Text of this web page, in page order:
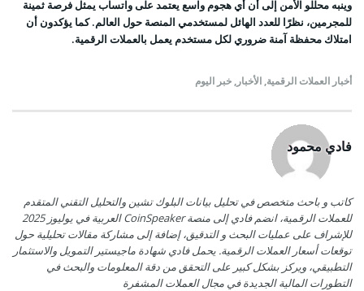
وينبه محللو الأمن إلى أن أي هجوم واسع يعتمد على واتساب يمثل فرصة ثمينة
للمجرمين، نظرًا للعدد الهائل لمستخدمي المنصة حول العالم. كما يؤكدون أن
امتلاك محفظة آمنة ضروري لكل مستخدم يعمل بالعملات الرقمية.
أخبار العملات الرقمية, الأخبار, خبر اليوم
فادي محمود
كاتب و باحث متخصص في تحليل بيانات البلوك تشين والتحليل التقني المتقدم
للعملات الرقمية، انضم فادي إلى منصة CoinSpeaker العربية في يوليوز 2025
للإشراف على عمليات البحث و التدقيق، إضافة إلى مشاركة مقالات تحليلية حول
توقعات أسعار العملات الرقمية. يحمل فادي شهادة ماجيستير التمويل والاستثمار
التطبيقي، ويركز بشكل كبير على التحقق من دقة المعلومات والبحث في
التطورات المالية الجديدة في مجال العملات المشفرة